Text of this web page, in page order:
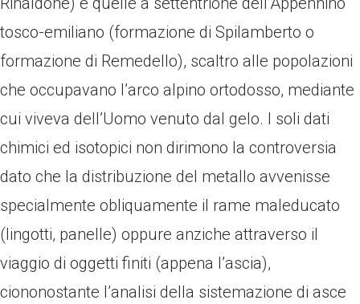
tosco-emiliano (formazione di Spilamberto o
formazione di Remedello), scaltro alle popolazioni
che occupavano l’arco alpino ortodosso, mediante
cui viveva dell’Uomo venuto dal gelo. I soli dati
chimici ed isotopici non dirimono la controversia
dato che la distribuzione del metallo avvenisse
specialmente obliquamente il rame maleducato
(lingotti, panelle) oppure anziche attraverso il
viaggio di oggetti finiti (appena l’ascia),
ciononostante l’analisi della sistemazione di asce